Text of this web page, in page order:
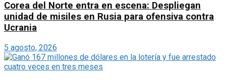
Corea del Norte entra en escena: Despliegan
unidad de misiles en Rusia para ofensiva contra
Ucrania
5 agosto, 2026